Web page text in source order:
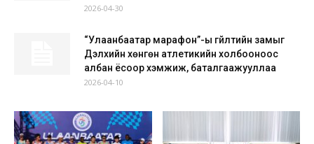
2026-04-30
“Улаанбаатар марафон”-ы гүйлтийн замыг
Дэлхийн хөнгөн атлетикийн холбооноос
албан ёсоор хэмжиж, баталгаажууллаа
2026-04-10